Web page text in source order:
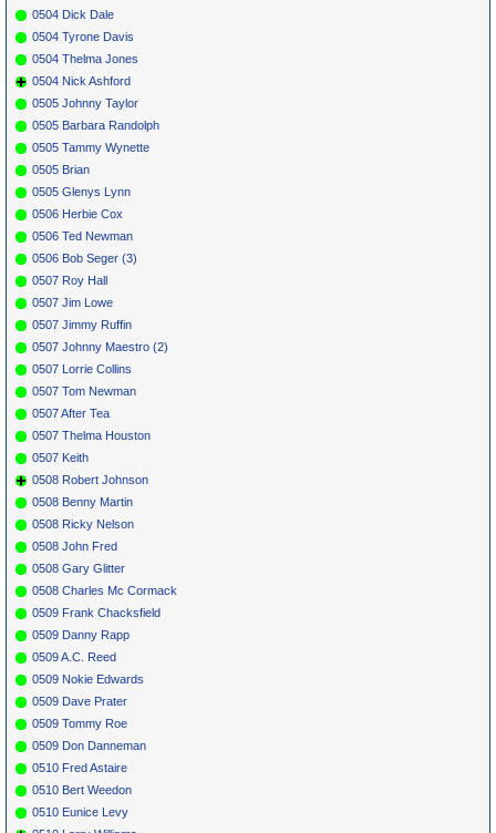
0504 Dick Dale
0504 Tyrone Davis
0504 Thelma Jones
0504 Nick Ashford
0505 Johnny Taylor
0505 Barbara Randolph
0505 Tammy Wynette
0505 Brian
0505 Glenys Lynn
0506 Herbie Cox
0506 Ted Newman
0506 Bob Seger (3)
0507 Roy Hall
0507 Jim Lowe
0507 Jimmy Ruffin
0507 Johnny Maestro (2)
0507 Lorrie Collins
0507 Tom Newman
0507 After Tea
0507 Thelma Houston
0507 Keith
0508 Robert Johnson
0508 Benny Martin
0508 Ricky Nelson
0508 John Fred
0508 Gary Glitter
0508 Charles Mc Cormack
0509 Frank Chacksfield
0509 Danny Rapp
0509 A.C. Reed
0509 Nokie Edwards
0509 Dave Prater
0509 Tommy Roe
0509 Don Danneman
0510 Fred Astaire
0510 Bert Weedon
0510 Eunice Levy